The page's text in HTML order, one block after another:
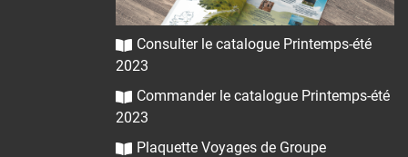
Consulter le catalogue Printemps-été
2023
Commander le catalogue Printemps-été
2023
Plaquette Voyages de Groupe